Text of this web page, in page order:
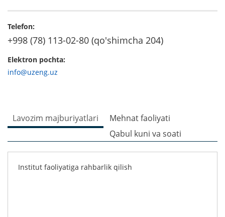
Telefon:
+998 (78) 113-02-80 (qo'shimcha 204)
Elektron pochta:
info@uzeng.uz
Lavozim majburiyatlari
Mehnat faoliyati
Qabul kuni va soati
Institut faoliyatiga rahbarlik qilish